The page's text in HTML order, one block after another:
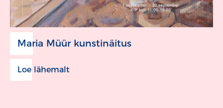
Maria Müür kunstinäitus
Loe lähemalt